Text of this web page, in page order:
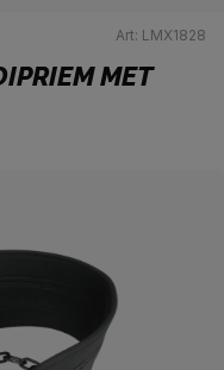
Art: LMX1828
MET